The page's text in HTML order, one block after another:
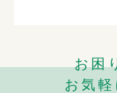
お困
お気